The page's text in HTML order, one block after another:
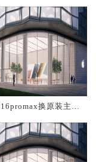
换原装主板